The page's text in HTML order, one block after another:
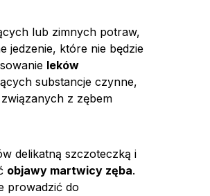
lub zimnych potraw,
jedzenie, które nie będzie
leków
substancje czynne,
z zębem
delikatną szczoteczką i
objawy martwicy zęba.
prowadzić do